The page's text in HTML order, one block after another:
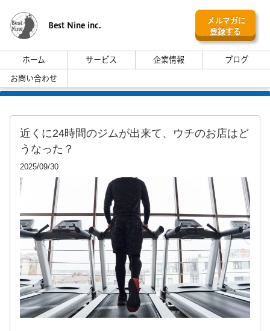
Best Nine inc.
メルマガに
登録する
ホーム サービス 企業情報
ブログ
お問い合わせ
近くに24時間のジムが出来て、ウチのお店はど
うなった？
2025/09/30